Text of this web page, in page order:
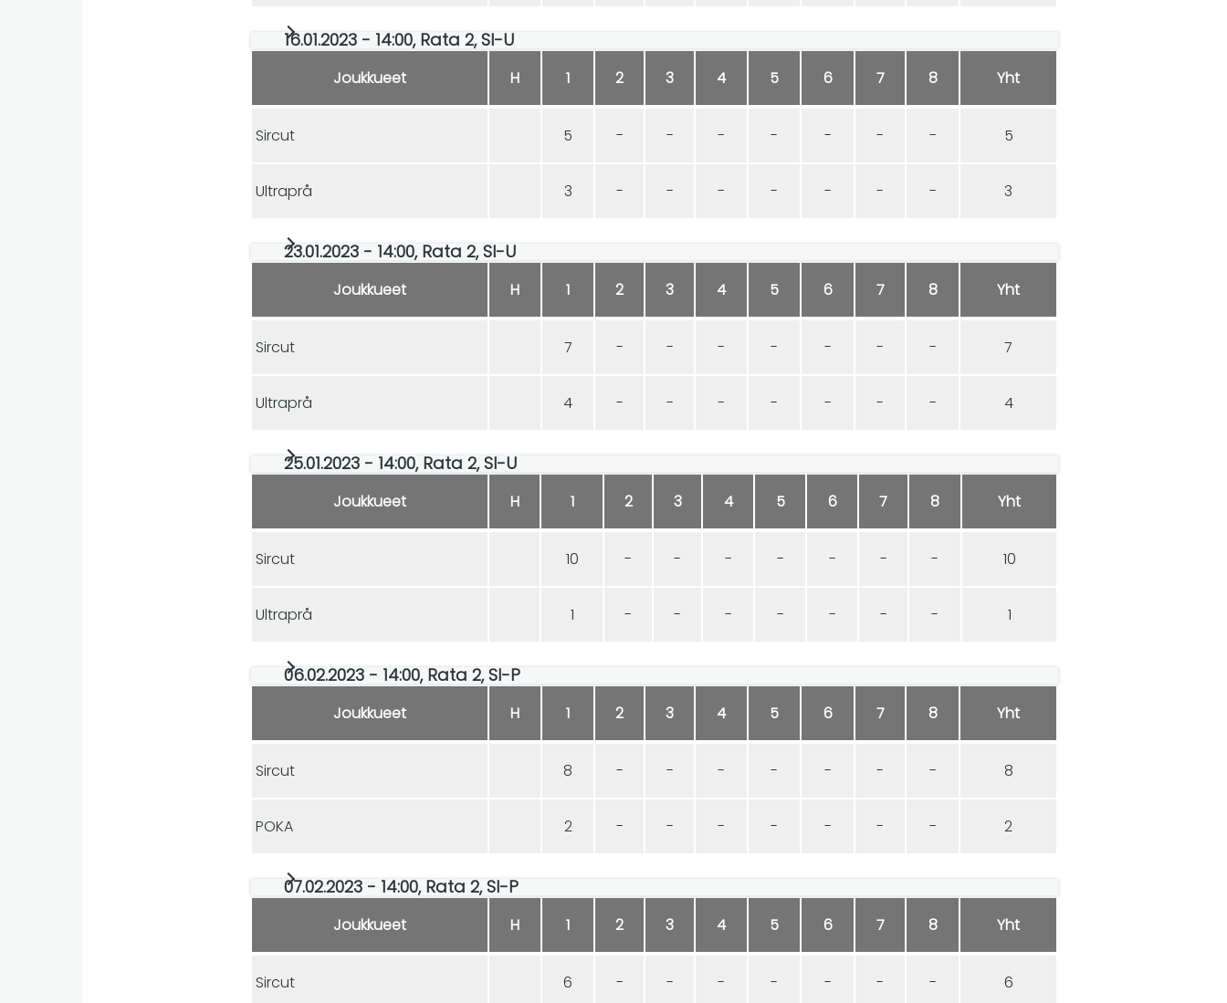
16.01.2023 - 14:00, Rata 2, SI-U
Joukkueet H 1 2 3 4 5 6 7 8 Yht
Sircut 5 - - - - - - - 5
Ultraprå 3 - - - - - - - 3
23.01.2023 - 14:00, Rata 2, SI-U
Joukkueet H 1 2 3 4 5 6 7 8 Yht
Sircut 7 - - - - - - - 7
Ultraprå 4 - - - - - - - 4
25.01.2023 - 14:00, Rata 2, SI-U
Joukkueet H 1 2 3 4 5 6 7 8 Yht
Sircut 10 - - - - - - - 10
Ultraprå 1 - - - - - - - 1
06.02.2023 - 14:00, Rata 2, SI-P
Joukkueet H 1 2 3 4 5 6 7 8 Yht
Sircut 8 - - - - - - - 8
POKA 2 - - - - - - - 2
07.02.2023 - 14:00, Rata 2, SI-P
Joukkueet H 1 2 3 4 5 6 7 8 Yht
Sircut 6 - - - - - - - 6